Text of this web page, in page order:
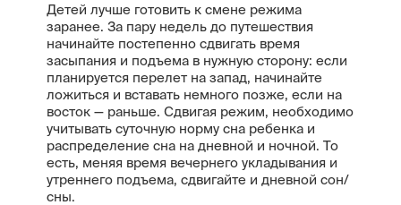
Детей лучше готовить к смене режима
заранее. За пару недель до путешествия
начинайте постепенно сдвигать время
засыпания и подъема в нужную сторону: если
планируется перелет на запад, начинайте
ложиться и вставать немного позже, если на
восток — раньше. Сдвигая режим, необходимо
учитывать суточную норму сна ребенка и
распределение сна на дневной и ночной. То
есть, меняя время вечернего укладывания и
утреннего подъема, сдвигайте и дневной сон/
сны.